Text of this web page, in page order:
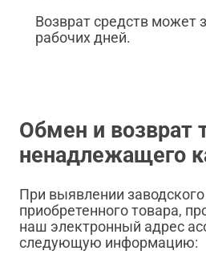
Возврат средств может
рабочих дней.
Обмен и возврат
ненадлежащего
При выявлении
приобретенного товара,
наш электронный адрес
следующую информацию: